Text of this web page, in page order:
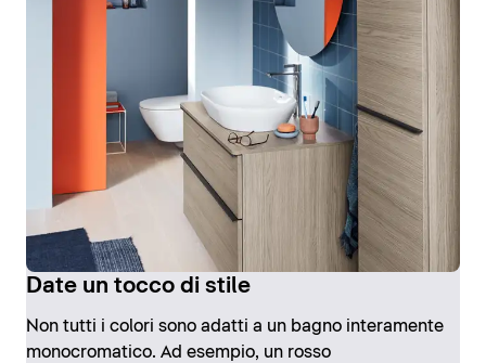
Date un tocco di stile
Non tutti i colori sono adatti a un bagno interamente
monocromatico. Ad esempio, un rosso